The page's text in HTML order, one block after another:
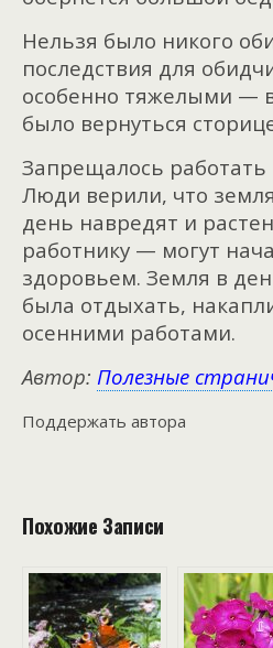
Нельзя было никого
последствия для
особенно тяжелыми —
было вернуться
Запрещалось работать
Люди верили, что
день навредят и
работнику — могут
здоровьем. Земля в
была отдыхать,
осенними работами.
Автор: Полезные
Поддержать автора
Похожие Записи